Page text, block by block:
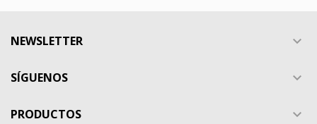
NEWSLETTER 
SÍGUENOS 
PRODUCTOS 